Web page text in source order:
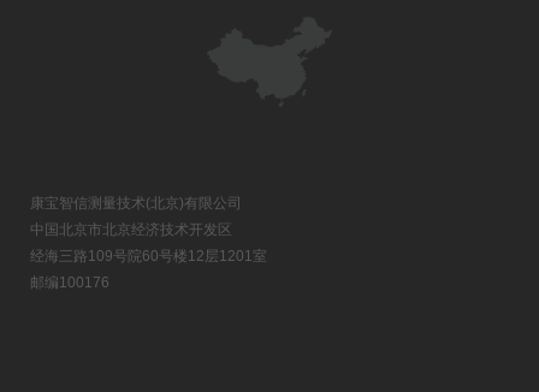
康宝智信测量技术(北京)有限公司
中国北京市北京经济技术开发区
经海三路109号院60号楼12层1201室
邮编100176